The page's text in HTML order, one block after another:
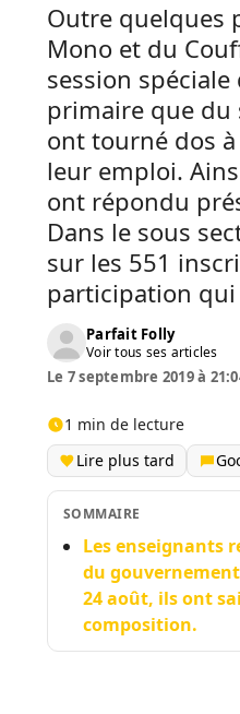
Outre quelques
Mono et du
session
primaire que du
ont tourné dos
leur emploi.
ont répondu
Dans le sous
sur les 551
participation qui
Parfait Folly
Voir tous ses articles
Le 7 septembre 2019 à
1 min de lecture
Lire plus tard
SOMMAIRE
Les enseignants
du
24 août, ils ont
composition.